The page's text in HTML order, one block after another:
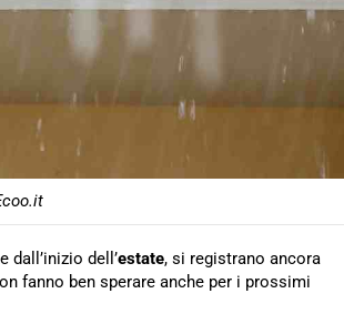
dall’inizio dell’estate, si registrano ancora
fanno ben sperare anche per i prossimi